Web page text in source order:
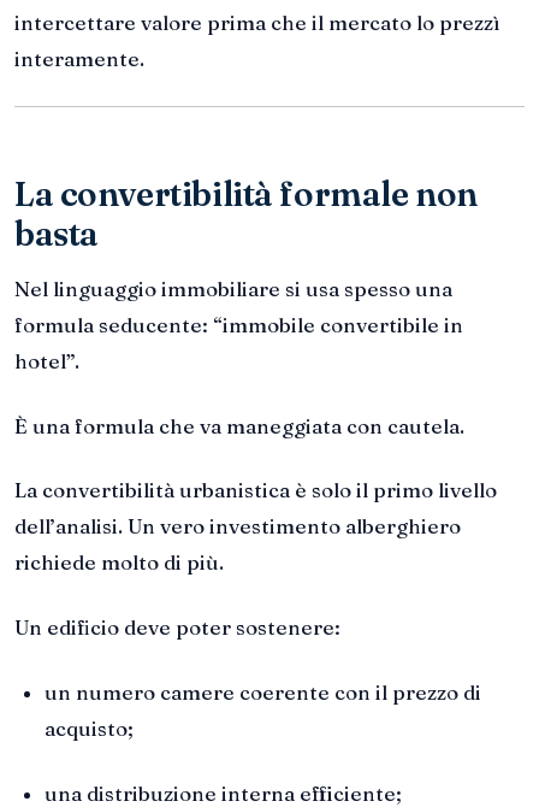
intercettare valore prima che il mercato lo prezzì
interamente.
La convertibilità formale non
basta
Nel linguaggio immobiliare si usa spesso una
formula seducente: “immobile convertibile in
hotel”.
È una formula che va maneggiata con cautela.
La convertibilità urbanistica è solo il primo livello
dell’analisi. Un vero investimento alberghiero
richiede molto di più.
Un edificio deve poter sostenere:
un numero camere coerente con il prezzo di
acquisto;
una distribuzione interna efficiente;